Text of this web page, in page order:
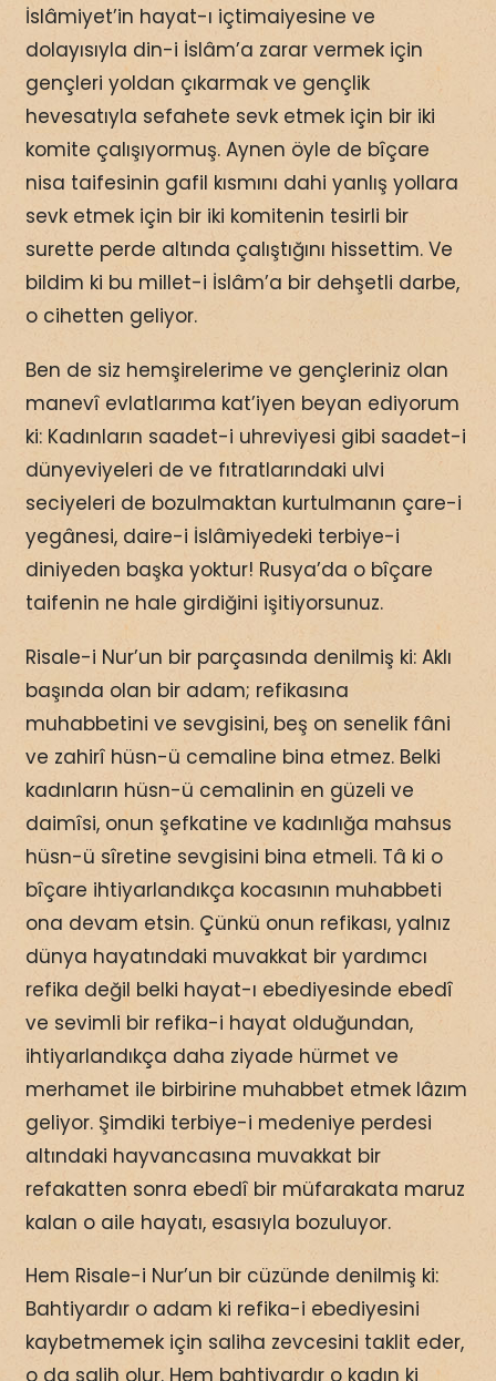
İslâmiyet’in hayat-ı içtimaiyesine ve
dolayısıyla din-i İslâm’a zarar vermek için
gençleri yoldan çıkarmak ve gençlik
hevesatıyla sefahete sevk etmek için bir iki
komite çalışıyormuş. Aynen öyle de bîçare
nisa taifesinin gafil kısmını dahi yanlış yollara
sevk etmek için bir iki komitenin tesirli bir
surette perde altında çalıştığını hissettim. Ve
bildim ki bu millet-i İslâm’a bir dehşetli darbe,
o cihetten geliyor.
Ben de siz hemşirelerime ve gençleriniz olan
manevî evlatlarıma kat’iyen beyan ediyorum
ki: Kadınların saadet-i uhreviyesi gibi saadet-i
dünyeviyeleri de ve fıtratlarındaki ulvi
seciyeleri de bozulmaktan kurtulmanın çare-i
yegânesi, daire-i İslâmiyedeki terbiye-i
diniyeden başka yoktur! Rusya’da o bîçare
taifenin ne hale girdiğini işitiyorsunuz.
Risale-i Nur’un bir parçasında denilmiş ki: Aklı
başında olan bir adam; refikasına
muhabbetini ve sevgisini, beş on senelik fâni
ve zahirî hüsn-ü cemaline bina etmez. Belki
kadınların hüsn-ü cemalinin en güzeli ve
daimîsi, onun şefkatine ve kadınlığa mahsus
hüsn-ü sîretine sevgisini bina etmeli. Tâ ki o
bîçare ihtiyarlandıkça kocasının muhabbeti
ona devam etsin. Çünkü onun refikası, yalnız
dünya hayatındaki muvakkat bir yardımcı
refika değil belki hayat-ı ebediyesinde ebedî
ve sevimli bir refika-i hayat olduğundan,
ihtiyarlandıkça daha ziyade hürmet ve
merhamet ile birbirine muhabbet etmek lâzım
geliyor. Şimdiki terbiye-i medeniye perdesi
altındaki hayvancasına muvakkat bir
refakatten sonra ebedî bir müfarakata maruz
kalan o aile hayatı, esasıyla bozuluyor.
Hem Risale-i Nur’un bir cüzünde denilmiş ki:
Bahtiyardır o adam ki refika-i ebediyesini
kaybetmemek için saliha zevcesini taklit eder,